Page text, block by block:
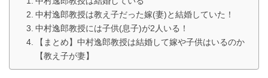
中村逸郎教授は教え子だった嫁(妻)と結婚していた！
中村逸郎教授には子供(息子)が2人いる！
【まとめ】中村逸郎教授は結婚して嫁や子供はいるのか
【教え子が妻】